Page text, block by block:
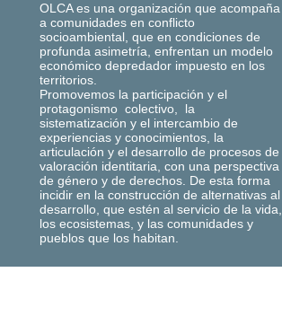
OLCA es una organización que acompaña
a comunidades en conflicto
socioambiental, que en condiciones de
profunda asimetría, enfrentan un modelo
económico depredador impuesto en los
territorios.
Promovemos la participación y el
protagonismo colectivo, la
sistematización y el intercambio de
experiencias y conocimientos, la
articulación y el desarrollo de procesos de
valoración identitaria, con una perspectiva
de género y de derechos. De esta forma
incidir en la construcción de alternativas al
desarrollo, que estén al servicio de la vida,
los ecosistemas, y las comunidades y
pueblos que los habitan.